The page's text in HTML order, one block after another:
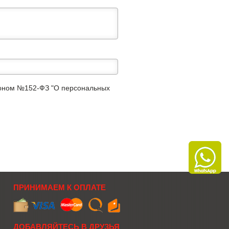
№152-ФЗ "О персональных
ПРИНИМАЕМ К ОПЛАТЕ
ДОБАВЛЯЙТЕСЬ В ДРУЗЬЯ